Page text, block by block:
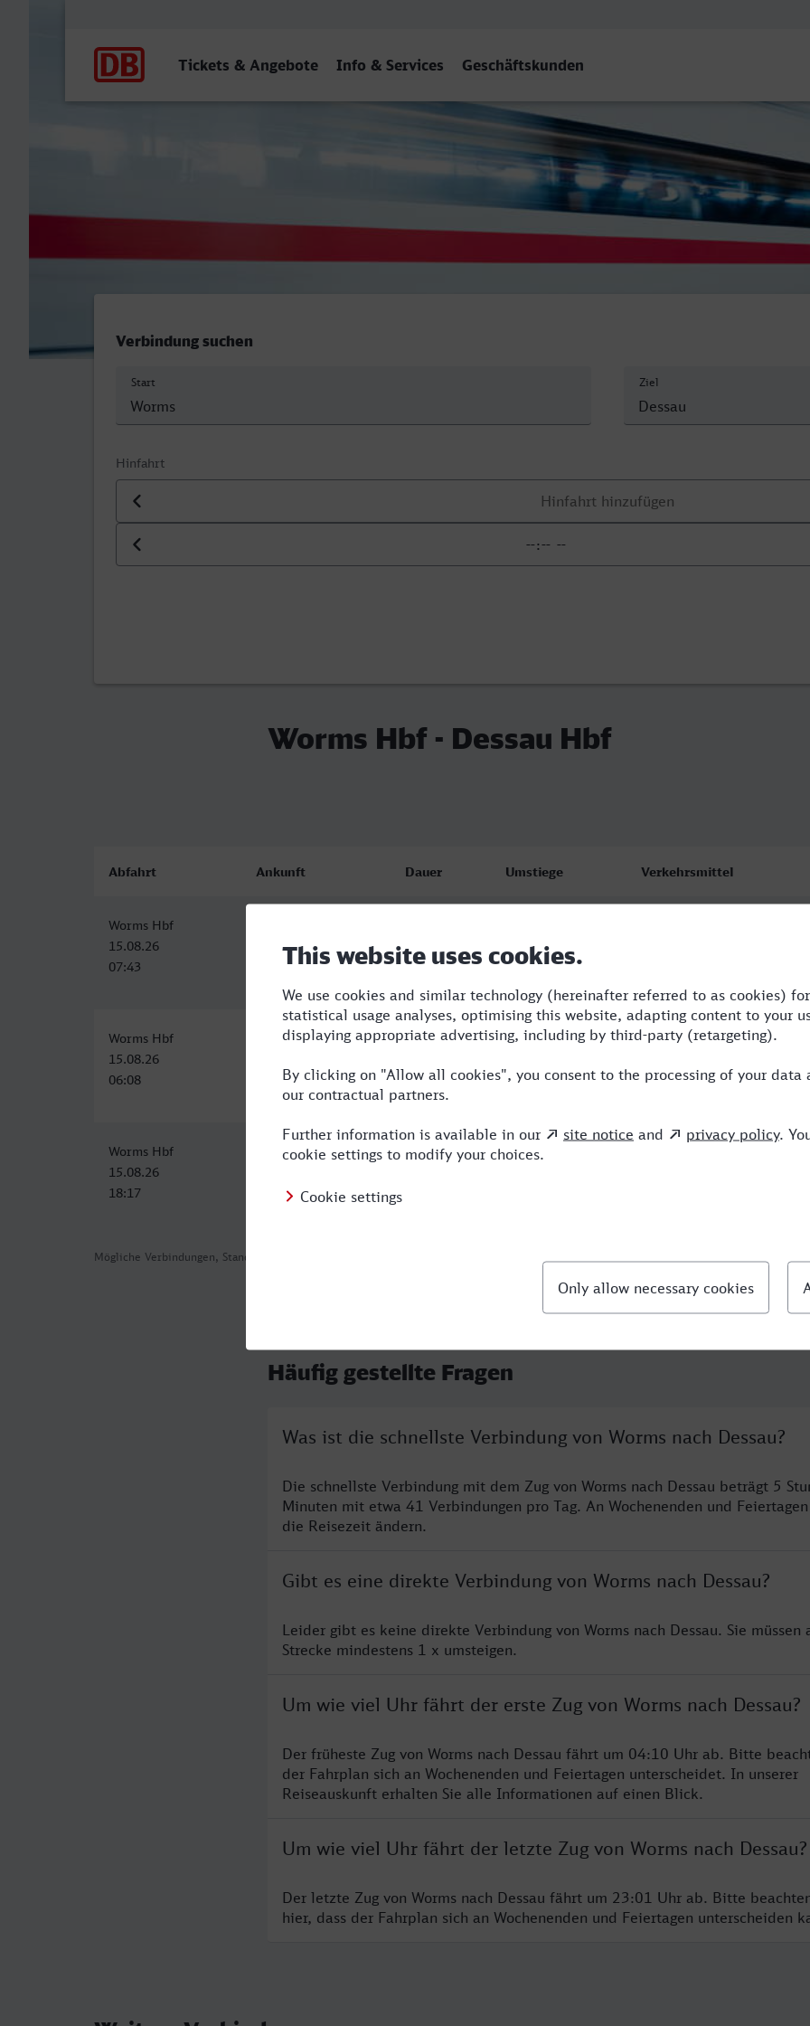
Tickets & Angebote Info & Services Geschäftskunden
Verbindung suchen
Start Ziel
Hinfahrt
Datum der Hinfahrt
Uhrzeit der Hinfahrt
Worms Hbf - Dessau Hbf
Mögliche Verbindungen, Stand: 2026-08-01 06:14
Abfahrt Ankunft Dauer Umstiege Verkehrsmittel
Worms Hbf
15.08.26
07:43
15.08.26
12:46
Worms Hbf
15.08.26
06:08
Dessau Hbf
11:59
5:51 2 RE,ICE
Worms Hbf
15.08.26
18:17
Dessau Hbf
05:42
11:25 4
Häufig gestellte Fragen
Was ist die schnellste Verbindung von Worms nach Dessau?
Die schnellste Verbindung mit dem Zug von Worms nach Dessau beträgt 5
Minuten mit etwa 41 Verbindungen pro Tag. An Wochenenden und
die Reisezeit ändern.
Gibt es eine direkte Verbindung von Worms nach Dessau?
Leider gibt es keine direkte Verbindung von Worms nach Dessau. Sie müssen
Strecke mindestens 1 x umsteigen.
Um wie viel Uhr fährt der erste Zug von Worms nach Dessau?
Der früheste Zug von Worms nach Dessau fährt um 04:10 Uhr ab. Bitte
der Fahrplan sich an Wochenenden und Feiertagen unterscheidet. In unserer
Reiseauskunft erhalten Sie alle Informationen auf einen Blick.
Um wie viel Uhr fährt der letzte Zug von Worms nach Dessau?
Der letzte Zug von Worms nach Dessau fährt um 23:01 Uhr ab. Bitte
hier, dass der Fahrplan sich an Wochenenden und Feiertagen unterscheiden